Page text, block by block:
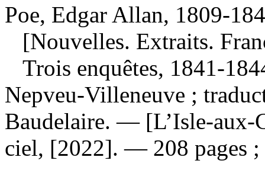
Poe, Edgar Allan, 1809-
[Nouvelles. Extraits.
Trois enquêtes, 1841-
Nepveu-Villeneuve ;
Baudelaire. — [L’Isle-aux-
ciel, [2022]. — 208 pages ;